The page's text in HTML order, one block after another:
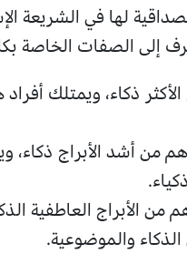
لها في الشريعة
إلى الصفات الخاصة
الأكثر ذكاء، ويمتلك
من أشد الأبراج ذكاء،
الأبراج العاطفية
والموضوعية.